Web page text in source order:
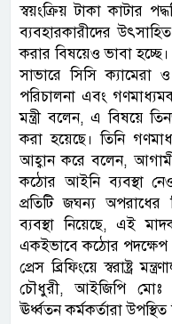
স্বয়ংক্রিয় টাকা কাটার
ব্যবহারকারীদের
করার বিষয়েও ভাবা হচ্ছে।
সাভারে সিসি
পরিচালনা এবং
মন্ত্রী বলেন, এ বিষয়ে
করা হয়েছে। তিনি
আহ্বান করে বলেন,
কঠোর আইনি ব্যবস্থা
প্রতিটি জঘন্য অপরাধের
ব্যবস্থা নিয়েছে, এই
একইভাবে কঠোর পদক্ষেপ
প্রেস ব্রিফিংয়ে স্বরাষ্ট্র
চৌধুরী, আইজিপি মোঃ
ঊর্ধ্বতন কর্মকর্তারা উপস্থিত